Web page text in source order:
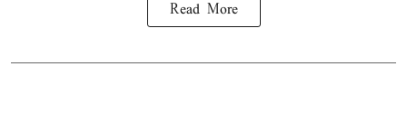
Read More